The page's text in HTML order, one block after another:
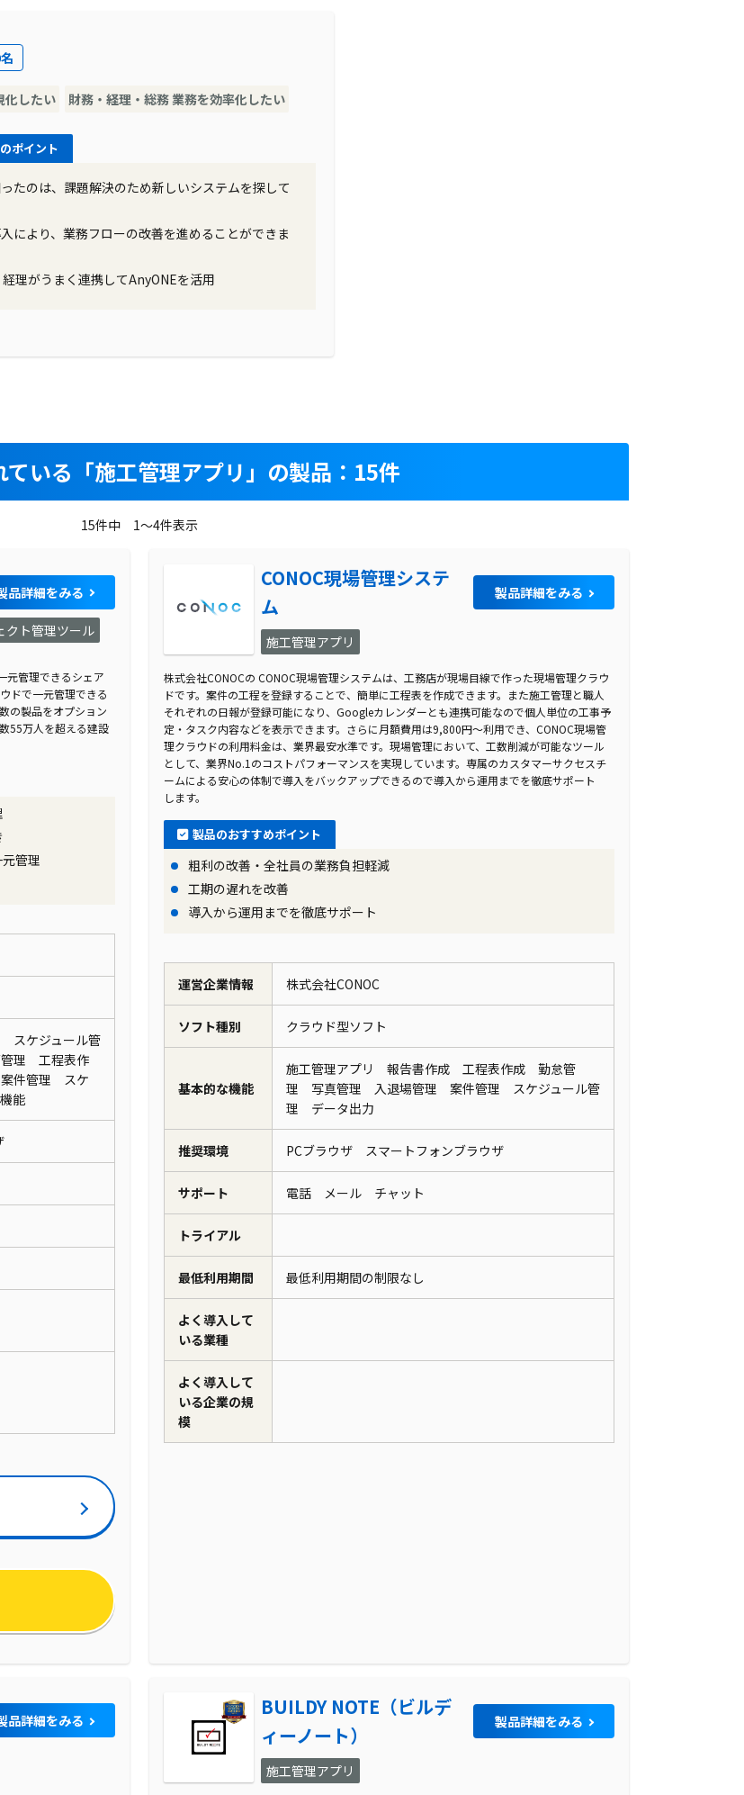
化したい 財務・経理・総務 業務を効率化したい
ポイント
たのは、課題解決のため新しいシステムを探して
により、業務フローの改善を進めることができま
理がうまく連携してAnyONEを活用
ている 「施工管理アプリ」の製品：15件
15件中 1～4件表示
品詳細をみる
クト管理ツール
元管理できるシェア
ドで一元管理できる
の製品をオプション
55万人を超える建設
管理
ケジュール管
理 工程表作
件管理 スケ
能
CONOC現場管理システ
ム
製品詳細をみる
施工管理アプリ
株式会社CONOCの CONOC現場管理システムは、工務店が現場目線で作った現場管理クラウ
ドです。案件の工程を登録することで、簡単に工程表を作成できます。また施工管理と職人
それぞれの日報が登録可能になり、Googleカレンダーとも連携可能なので個人単位の工事予
定・タスク内容などを表示できます。さらに月額費用は9,800円〜利用でき、CONOC現場管
理クラウドの利用料金は、業界最安水準です。現場管理において、工数削減が可能なツール
として、業界No.1のコストパフォーマンスを実現しています。専属のカスタマーサクセスチ
ームによる安心の体制で導入をバックアップできるので導入から運用までを徹底サポート
します。
製品のおすすめポイント
粗利の改善・全社員の業務負担軽減
工期の遅れを改善
導入から運用までを徹底サポート
運営企業情報 株式会社CONOC
ソフト種別 クラウド型ソフト
基本的な機能
施工管理アプリ 報告書作成 工程表作成 勤怠管
理 写真管理 入退場管理 案件管理 スケジュール管
理 データ出力
推奨環境 PCブラウザ スマートフォンブラウザ
サポート 電話 メール チャット
トライアル
最低利用期間 最低利用期間の制限なし
よく導入して
いる業種
よく導入して
いる企業の規
模
品詳細をみる
BUILDY NOTE（ビルデ
ィーノート）
製品詳細をみる
施工管理アプリ